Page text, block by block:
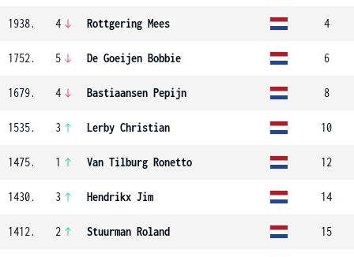
1938. 4 Rottgering Mees 4
1752. 5 De Goeijen Bobbie 6
1679. 4 Bastiaansen Pepijn 8
1535. 3 Lerby Christian 10
1475. 1 Van Tilburg Ronetto 12
1430. 3 Hendrikx Jim 14
1412. 2 Stuurman Roland 15